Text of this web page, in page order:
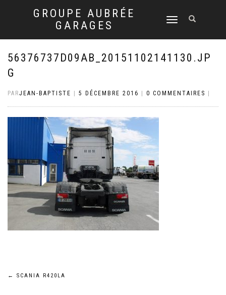
GROUPE AUBRÉE
GARAGES
DÉPLIER
NAVIGATION
56376737D09AB_20151102141130.JP
G
PARJEAN-BAPTISTE 5 DÉCEMBRE 2016 0 COMMENTAIRES
Navigation
← SCANIA R420LA